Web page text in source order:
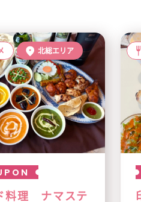
北総エリア
料理 ナマステ